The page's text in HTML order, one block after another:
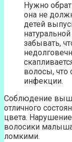
Нужно
она не
детей
забывать,
волосы, что
инфекции.
Соблюдение
отличного
цвета.
волосики
ломкими.